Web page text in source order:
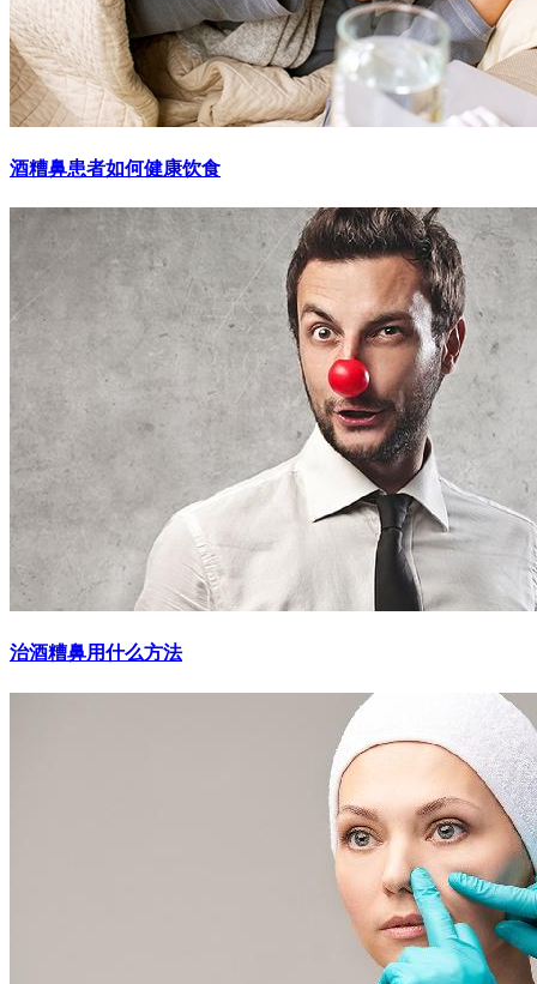
酒糟鼻患者如何健康饮食
治酒糟鼻用什么方法